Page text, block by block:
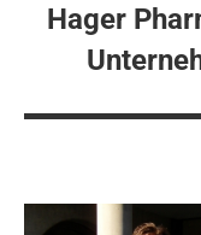
Hager